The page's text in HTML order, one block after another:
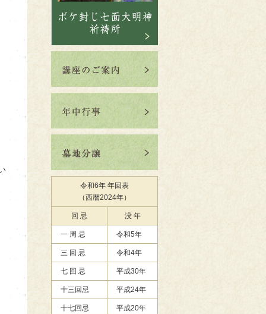
令和6年 年回表
（西暦2024年）
回 忌 没 年
一 周 忌 令和5年
三 回 忌 令和4年
七 回 忌 平成30年
十三回忌 平成24年
十七回忌 平成20年